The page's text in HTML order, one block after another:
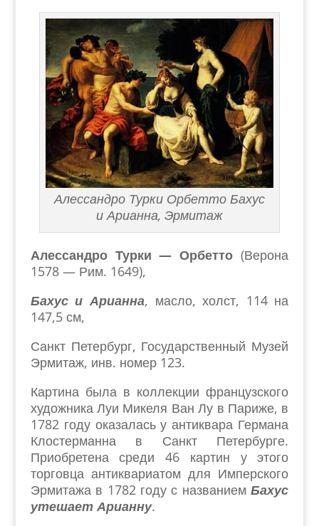
Алессандро Турки Орбетто Бахус
и Арианна, Эрмитаж
Алессандро Турки — Орбетто (Верона
1578 — Рим. 1649),
Бахус и Арианна, масло, холст, 114 на
147,5 см,
Санкт Петербург, Государственный Музей
Эрмитаж, инв. номер 123.
Картина была в коллекции французского
художника Луи Микеля Ван Лу в Париже, в
1782 году оказалась у антиквара Германа
Клостерманна в Санкт Петербурге.
Приобретена среди 46 картин у этого
торговца антиквариатом для Имперского
Эрмитажа в 1782 году с названиемБахус
утешает Арианну.